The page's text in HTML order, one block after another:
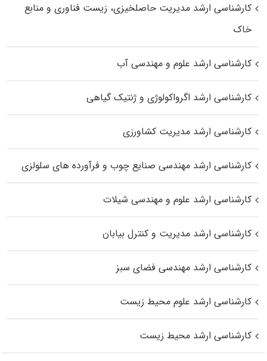
کارشناسی ارشد مدیریت حاصلخیزی، زیست فناوری و منابع
خاک
کارشناسی ارشد علوم و مهندسی آب
کارشناسی ارشد اگرواکولوژی و ژنتیک گیاهی
کارشناسی ارشد مدیریت کشاورزی
کارشناسی ارشد مهندسی صنایع چوب و فرآورده‌ های سلولزی
کارشناسی ارشد علوم و مهندسی شیلات
کارشناسی ارشد مدیریت و کنترل بیابان
کارشناسی ارشد مهندسی فضای سبز
کارشناسی ارشد علوم محیط‌ زیست
کارشناسی ارشد محیط زیست